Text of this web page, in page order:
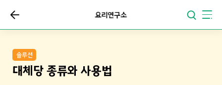
요리연구소
솔루션
대체당 종류와 사용법